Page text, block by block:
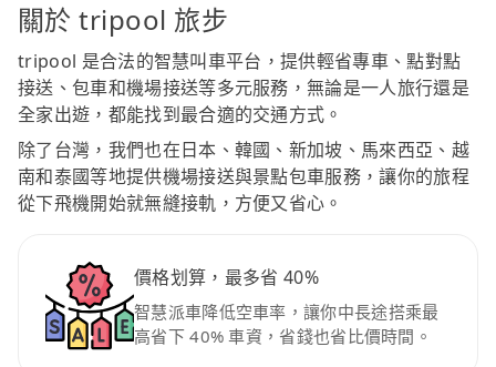
關於 tripool 旅步
tripool 是合法的智慧叫車平台，提供輕省專車、點對點
接送、包車和機場接送等多元服務，無論是一人旅行還是
全家出遊，都能找到最合適的交通方式。
除了台灣，我們也在日本、韓國、新加坡、馬來西亞、越
南和泰國等地提供機場接送與景點包車服務，讓你的旅程
從下飛機開始就無縫接軌，方便又省心。
價格划算，最多省 40%
智慧派車降低空車率，讓你中長途搭乘最
高省下 40% 車資，省錢也省比價時間。